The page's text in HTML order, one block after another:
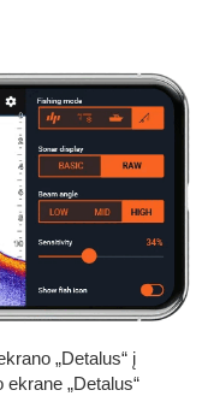
„Detalus“ į
„Detalus“